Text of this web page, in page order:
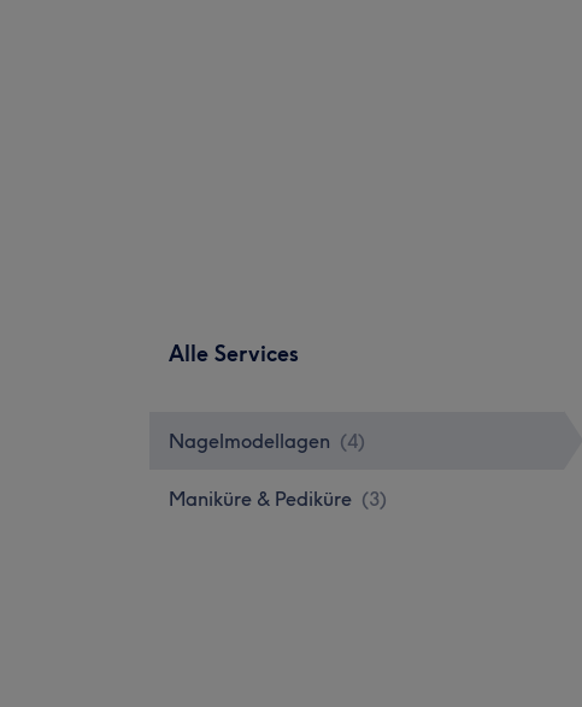
Alle Services
Nagelmodellagen (4)
Maniküre & Pediküre (3)